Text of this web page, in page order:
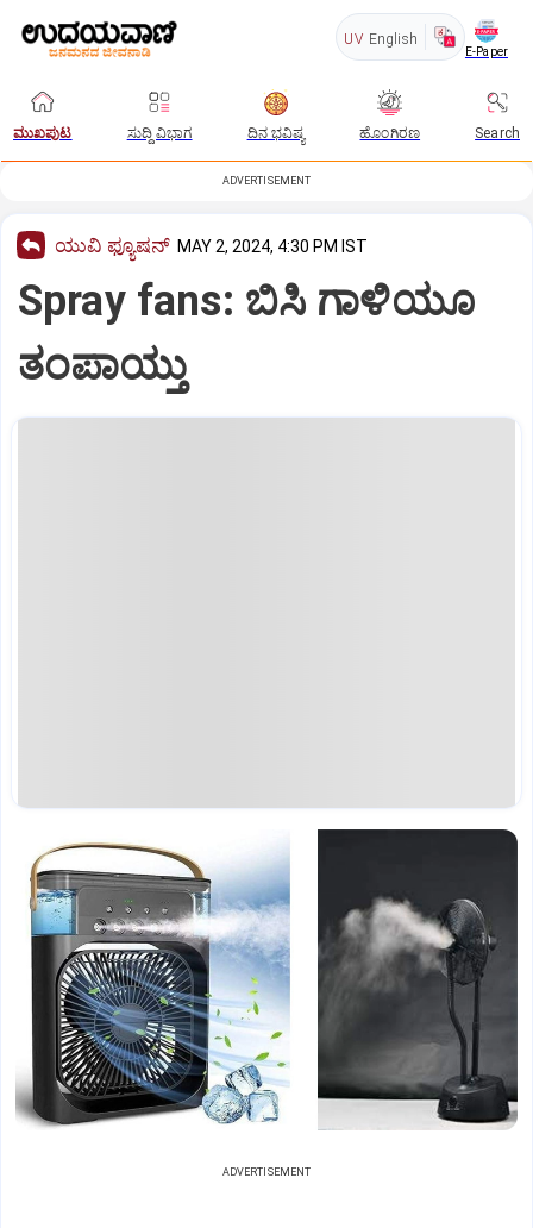
UV English
E-Paper
ಮುಖಪುಟ ಸುದ್ದಿ ವಿಭಾಗ ದಿನ ಭವಿಷ್ಯ ಹೊಂಗಿರಣ Search
ADVERTISEMENT
ಯುವಿ ಫ್ಯೂಷನ್ MAY 2, 2024, 4:30 PM IST
Spray fans: ಬಿಸಿ ಗಾಳಿಯೂ
ತಂಪಾಯ್ತು
ADVERTISEMENT